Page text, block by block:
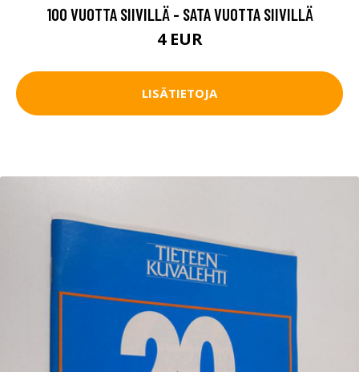
100 VUOTTA SIIVILLÄ - SATA VUOTTA SIIVILLÄ
4 EUR
LISÄTIETOJA